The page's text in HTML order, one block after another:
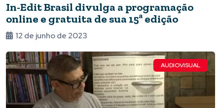
In-Edit Brasil divulga a programação
online e gratuita de sua 15ª edição
12 de junho de 2023
AUDIOVISUAL